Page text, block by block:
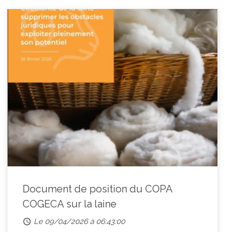
Document de position du COPA
COGECA sur la laine
Le 09/04/2026 à 06:43:00